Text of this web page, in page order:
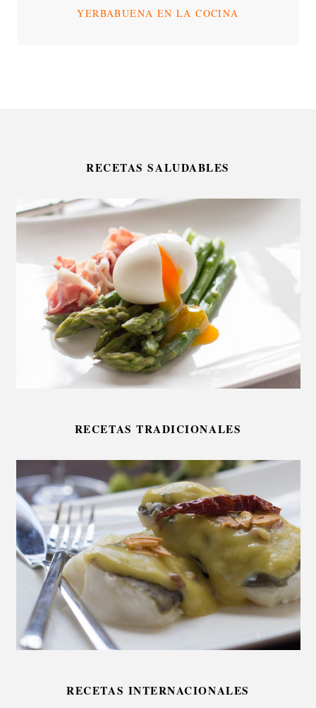
YERBABUENA EN LA COCINA
RECETAS SALUDABLES
RECETAS TRADICIONALES
RECETAS INTERNACIONALES